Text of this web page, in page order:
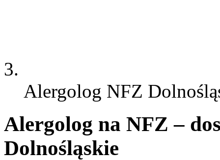
Alergolog NFZ
Alergolog na NFZ –
Dolnośląskie